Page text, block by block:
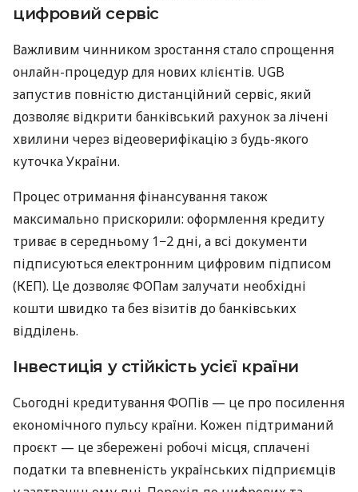
цифровий сервіс
Важливим чинником зростання стало спрощення
онлайн-процедур для нових клієнтів. UGB
запустив повністю дистанційний сервіс, який
дозволяє відкрити банківський рахунок за лічені
хвилини через відеоверифікацію з будь-якого
куточка України.
Процес отримання фінансування також
максимально прискорили: оформлення кредиту
триває в середньому 1−2 дні, а всі документи
підписуються електронним цифровим підписом
(КЕП). Це дозволяє ФОПам залучати необхідні
кошти швидко та без візитів до банківських
відділень.
Інвестиція у стійкість усієї країни
Сьогодні кредитування ФОПів — це про посилення
економічного пульсу країни. Кожен підтриманий
проєкт — це збережені робочі місця, сплачені
податки та впевненість українських підприємців